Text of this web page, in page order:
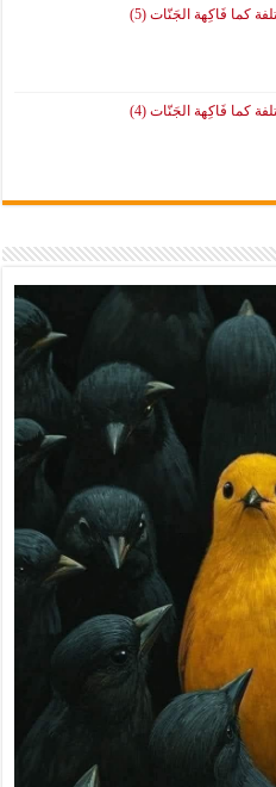
كما فَاكِهة الجَنّات (5)
كما فَاكِهة الجَنّات (4)